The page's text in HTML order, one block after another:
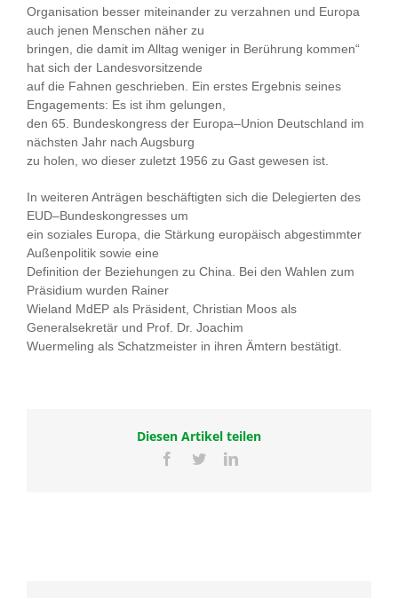
Organisation besser miteinander zu verzahnen und Europa
auch jenen Menschen näher zu
bringen, die damit im Alltag weniger in Berührung kommen“
hat sich der Landesvorsitzende
auf die Fahnen geschrieben.
Ein erstes Ergebnis seines
Engagements: Es ist ihm gelungen,
den 65. Bundeskongress der Europa–Union Deutschland im
nächsten Jahr nach Augsburg
zu holen , wo dieser zuletzt 1956 zu Gast gewesen ist
In weiteren Anträgen beschäftigten sich die Delegierten des
EUD–Bundeskongresses um
ein soziales Europa, die Stärkung europäisch abgestimmter
Außenpolitik sowie eine
Definition der Beziehungen zu China. Bei den Wahlen zum
Präsidium wurden Rainer
Wieland MdEP als Präsident, Christian Moos als
Generalsekretär und Prof. Dr. Joachim
Wuermeling als Schatzmeister in ihren Ämtern bestätigt.
Diesen Artikel teilen
Facebook
TwitterLinkedIn